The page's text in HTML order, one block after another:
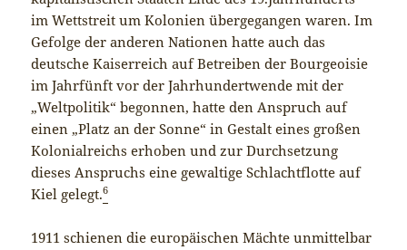
im Wettstreit um Kolonien übergegangen waren. Im
Gefolge der anderen Nationen hatte auch das
deutsche Kaiserreich auf Betreiben der Bourgeoisie
im Jahrfünft vor der Jahrhundertwende mit der
„Weltpolitik“ begonnen, hatte den Anspruch auf
einen „Platz an der Sonne“ in Gestalt eines großen
Kolonialreichs erhoben und zur Durchsetzung
dieses Anspruchs eine gewaltige Schlachtflotte auf
Kiel gelegt.6
1911 schienen die europäischen Mächte unmittelbar